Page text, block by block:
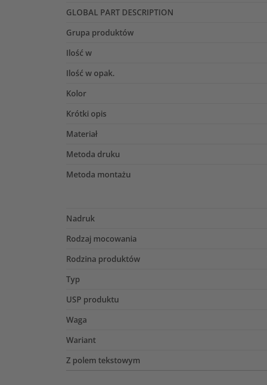
GLOBAL PART DESCRIPTION
Grupa produktów
Ilość w
Ilość w opak.
Kolor
Krótki opis
Materiał
Metoda druku
Metoda montażu
Nadruk
Rodzaj mocowania
Rodzina produktów
Typ
USP produktu
Waga
Wariant
Z polem tekstowym